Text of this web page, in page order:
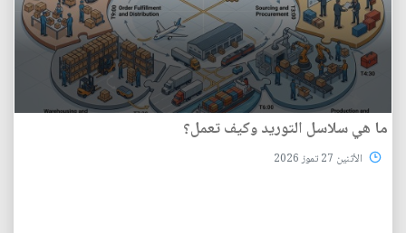
ما هي سلاسل التوريد وكيف تعمل؟
الأثنين 27 تموز 2026